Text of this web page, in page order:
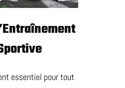
essentiel pour tout